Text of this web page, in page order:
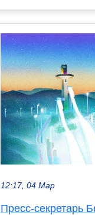
12:17, 04 Мар
Пресс-секретарь